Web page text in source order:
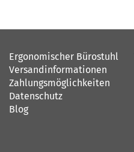
Ergonomischer Bürostuhl
Versandinformationen
Zahlungsmöglichkeiten
Datenschutz
Blog